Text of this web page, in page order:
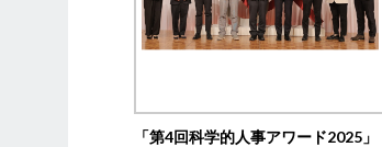
「第4回科学的人事アワード2025」